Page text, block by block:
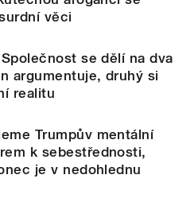
věci
se dělí na dva
argumentuje, druhý si
realitu
Trumpův mentální
k sebestřednosti,
je v nedohlednu